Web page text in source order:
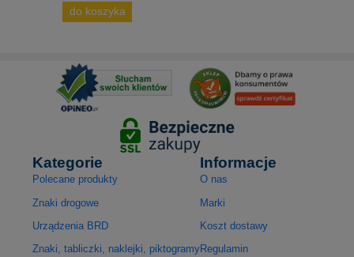
do koszyka
Kategorie
Polecane produkty
Znaki drogowe
Urządzenia BRD
Znaki, tabliczki, naklejki, piktogramy
Informacje
O nas
Marki
Koszt dostawy
Regulamin